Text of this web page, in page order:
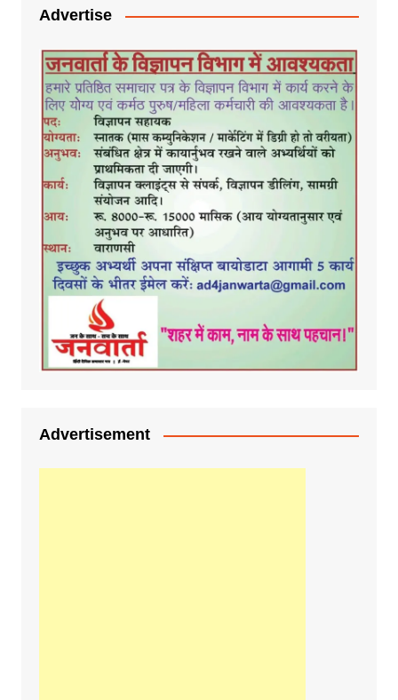
Advertise
Advertisement